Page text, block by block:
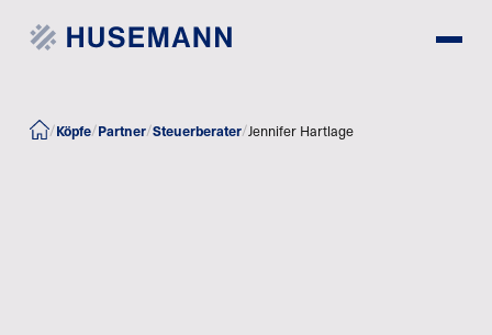
/Köpfe/Partner/Steuerberater/Jennifer Hartlage